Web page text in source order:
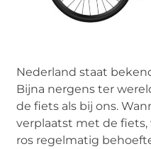
Nederland staat
Bijna nergens ter
de fiets als bij ons.
verplaatst met de
ros regelmatig